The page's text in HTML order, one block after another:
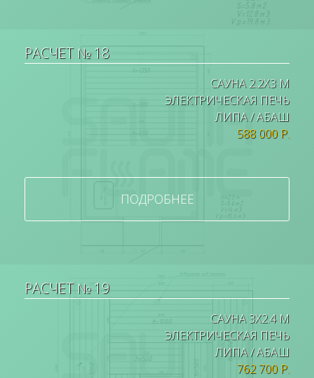
РАСЧЕТ № 18
САУНА 2.2Х3 М
ЭЛЕКТРИЧЕСКАЯ ПЕЧЬ
ЛИПА / АБАШ
588 000 Р.
ПОДРОБНЕЕ
РАСЧЕТ № 19
САУНА 3Х2.4 М
ЭЛЕКТРИЧЕСКАЯ ПЕЧЬ
ЛИПА / АБАШ
762 700 Р.